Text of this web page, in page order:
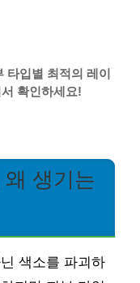
입별 최적의 레이
확인하세요!
생기는
색소를 파괴하